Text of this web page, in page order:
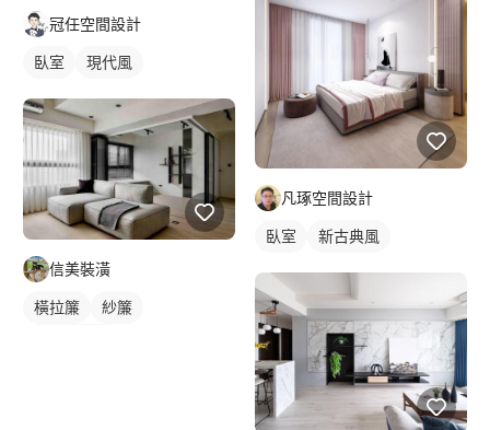
冠任空間設計
臥室 現代風
信美裝潢
橫拉簾
紗簾
凡琢空間設計
臥室 新古典風